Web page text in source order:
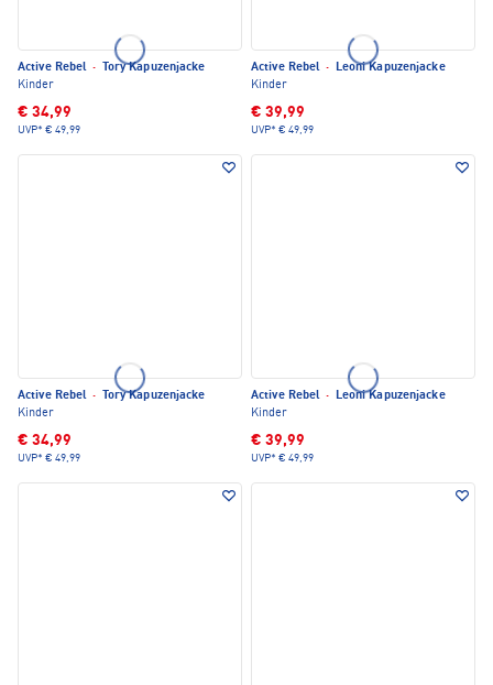
Active Rebel ·
Tory Kapuzenjacke
Kinder
€ 34,99
UVP* € 49,99
Active Rebel ·
Leoni Kapuzenjacke
Kinder
€ 39,99
UVP* € 49,99
Active Rebel ·
Tory Kapuzenjacke
Kinder
€ 34,99
UVP* € 49,99
Active Rebel ·
Leoni Kapuzenjacke
Kinder
€ 39,99
UVP* € 49,99